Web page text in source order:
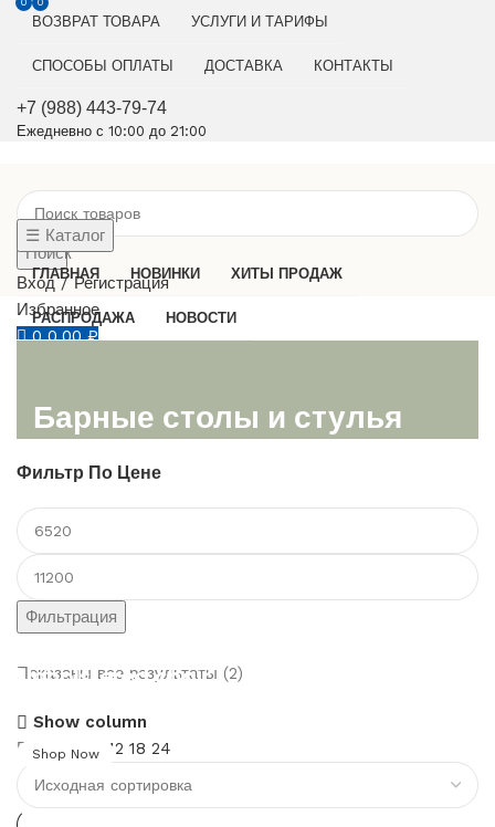
ВОЗВРАТ ТОВАРА УСЛУГИ И ТАРИФЫ
СПОСОБЫ ОПЛАТЫ ДОСТАВКА КОНТАКТЫ
+7 (988) 443-79-74
Ежедневно с 10:00 до 21:00
Поиск
Вход / Регистрация
Избранное
00,00₽
0
☰ Каталог
ГЛАВНАЯ НОВИНКИ ХИТЫ ПРОДАЖ
РАСПРОДАЖА НОВОСТИ
Барные столы и стулья
Фильтр По Цене
цена
Максимальная
цена
Фильтрация
Upholstered chair
Discount 10%
Shop Now
Показаны все результаты (2)
Show column
Показать9 12 18 24
0